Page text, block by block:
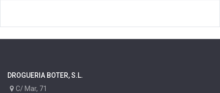
DROGUERIA BOTER, S.L.
C/ Mar, 71